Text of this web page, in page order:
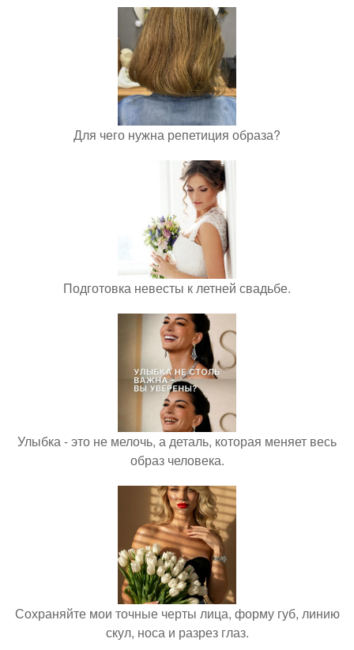
Для чего нужна репетиция образа?
Подготовка невесты к летней свадьбе.
Улыбка - это не мелочь, а деталь, которая меняет весь
образ человека.
Сохраняйте мои точные черты лица, форму губ, линию
скул, носа и разрез глаз.